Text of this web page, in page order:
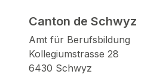
Canton de Schwyz
Amt für Berufsbildung
Kollegiumstrasse 28
6430 Schwyz